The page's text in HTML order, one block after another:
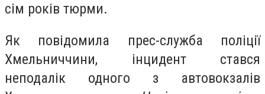
сім років тюрми.
Як повідомила прес-служба поліції
Хмельниччини, інцидент стався
неподалік одного з автовокзалів